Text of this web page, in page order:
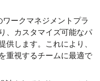
ークマネジメントプラ
、カスタマイズ可能なパ
供します。これにより、
重視するチームに最適で